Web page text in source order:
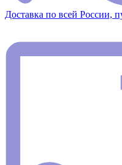
Доставка по всей России,